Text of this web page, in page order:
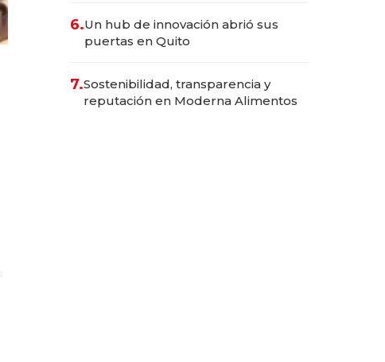
6.Un hub de innovación abrió sus
puertas en Quito
7.Sostenibilidad, transparencia y
reputación en Moderna Alimentos